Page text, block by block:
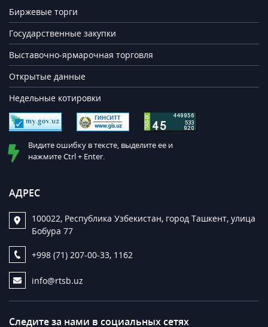
Биржевые торги
Государственные закупки
Выставочно-ярмарочная торговля
Открытые данные
Недельные котировки
Видите ошибку в тексте, выделите ее и
нажмите Ctrl + Enter.
АДРЕС
100022, Республика Узбекистан, город Ташкент, улица
Бобура 77
+998 (71) 207-00-33, 1162
info@rtsb.uz
Следите за нами в социальных сетях